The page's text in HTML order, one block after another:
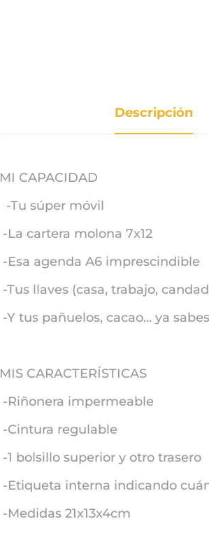
Descripción
MI CAPACIDAD
-Tu súper móvil
-La cartera molona 7x12
-Esa agenda A6 imprescindible
-Tus llaves (casa, trabajo,
-Y tus pañuelos, cacao... ya
MIS CARACTERÍSTICAS
-Riñonera impermeable
-Cintura regulable
-1 bolsillo superior y otro trasero
-Etiqueta interna indicando
-Medidas 21x13x4cm